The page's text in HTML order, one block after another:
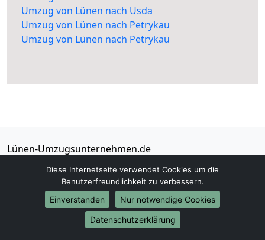
Umzug von Lünen nach Usda
Umzug von Lünen nach Petrykau
Umzug von Lünen nach Petrykau
Lünen-Umzugsunternehmen.de
01579-2482395
info@luenen-umzugsunternehmen.de
Diese Internetseite verwendet Cookies um die
Benutzerfreundlichkeit zu verbessern.
Einverstanden
Nur notwendige Cookies
Datenschutzerklärung